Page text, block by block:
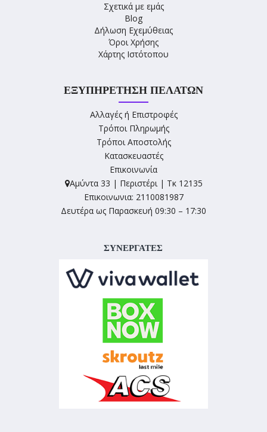
Σχετικά με εμάς
Blog
Δήλωση Εχεμύθειας
Όροι Χρήσης
Χάρτης Ιστότοπου
ΕΞΥΠΗΡΈΤΗΣΗ ΠΕΛΑΤΏΝ
Αλλαγές ή Επιστροφές
Τρόποι Πληρωμής
Τρόποι Αποστολής
Κατασκευαστές
Επικοινωνία
Αμύντα 33 | Περιστέρι | Τκ 12135
Επικοινωνια: 2110081987
Δευτέρα ως Παρασκευή 09:30 – 17:30
ΣΥΝΕΡΓΑΤΕΣ